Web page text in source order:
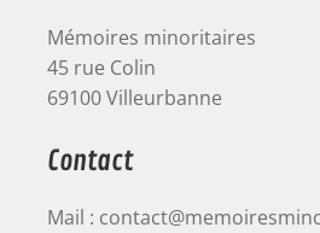
Mémoires minoritaires
45 rue Colin
69100 Villeurbanne
Contact
Mail :